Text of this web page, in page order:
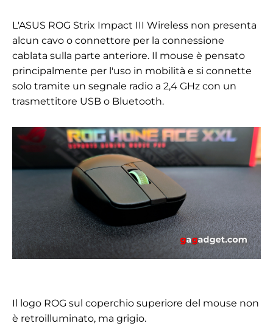
L'ASUS ROG Strix Impact III Wireless non presenta
alcun cavo o connettore per la connessione
cablata sulla parte anteriore. Il mouse è pensato
principalmente per l'uso in mobilità e si connette
solo tramite un segnale radio a 2,4 GHz con un
trasmettitore USB o Bluetooth.
Il logo ROG sul coperchio superiore del mouse non
è retroilluminato, ma grigio.